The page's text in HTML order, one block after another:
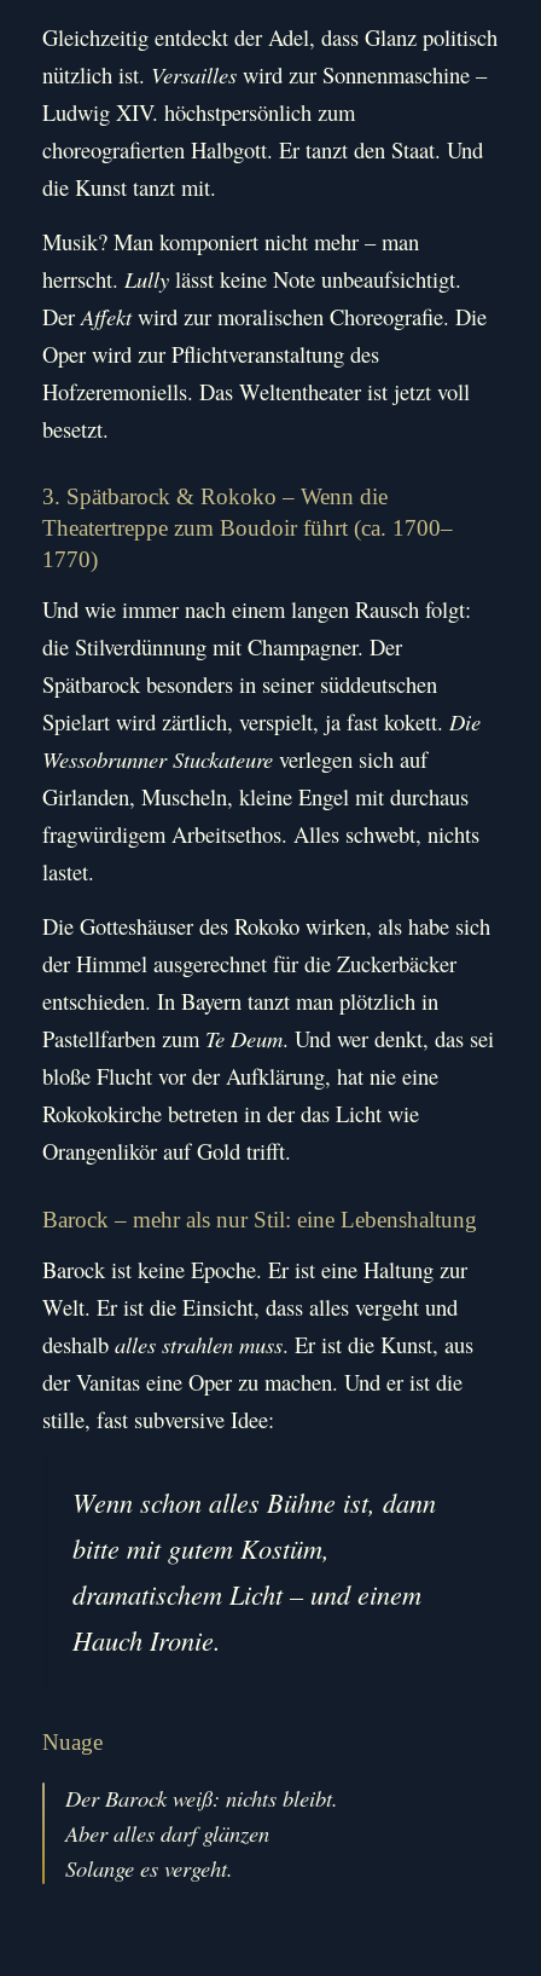
Gleichzeitig entdeckt der Adel, dass Glanz politisch
nützlich ist. Versailles wird zur Sonnenmaschine –
Ludwig XIV. höchstpersönlich zum
choreografierten Halbgott. Er tanzt den Staat. Und
die Kunst tanzt mit.
Musik? Man komponiert nicht mehr – man
herrscht. Lully lässt keine Note unbeaufsichtigt.
DerAffektwird zur moralischen Choreografie. Die
Oper wird zur Pflichtveranstaltung des
Hofzeremoniells. Das Weltentheater ist jetzt voll
besetzt.
3. Spätbarock & Rokoko – Wenn die
Theatertreppe zum Boudoir führt (ca. 1700–
1770)
Und wie immer nach einem langen Rausch folgt:
die Stilverdünnung mit Champagner. Der
Spätbarock besonders in seiner süddeutschen
Spielart wird zärtlich, verspielt, ja fast kokett. Die
Wessobrunner Stuckateure verlegen sich auf
Girlanden, Muscheln, kleine Engel mit durchaus
fragwürdigem Arbeitsethos. Alles schwebt, nichts
lastet.
Die Gotteshäuser des Rokoko wirken, als habe sich
der Himmel ausgerechnet für die Zuckerbäcker
entschieden. In Bayern tanzt man plötzlich in
Pastellfarben zum Te Deum. Und wer denkt, das sei
bloße Flucht vor der Aufklärung, hat nie eine
Rokokokirche betreten in der das Licht wie
Orangenlikör auf Gold trifft.
Barock – mehr als nur Stil: eine Lebenshaltung
Barock ist keine Epoche. Er ist eine Haltung zur
Welt. Er ist die Einsicht, dass alles vergeht und
deshalb alles strahlen muss. Er ist die Kunst, aus
der Vanitas eine Oper zu machen. Und er ist die
stille, fast subversive Idee:
Wenn schon alles Bühne ist, dann
bitte mit gutem Kostüm,
dramatischem Licht – und einem
Hauch Ironie.
Nuage
Der Barock weiß: nichts bleibt.
Aber alles darf glänzen
Solange es vergeht.